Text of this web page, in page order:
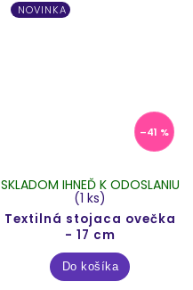
NOVINKA
–41 %
Textilná stojaca ovečka
- 17 cm
SKLADOM IHNEĎ K ODOSLANIU
(1 ks)
Do košíka